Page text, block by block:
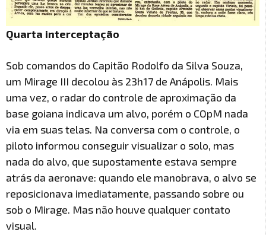
Quarta interceptação
Sob comandos do Capitão Rodolfo da Silva Souza,
um Mirage III decolou às 23h17 de Anápolis. Mais
uma vez, o radar do controle de aproximação da
base goiana indicava um alvo, porém o COpM nada
via em suas telas. Na conversa com o controle, o
piloto informou conseguir visualizar o solo, mas
nada do alvo, que supostamente estava sempre
atrás da aeronave: quando ele manobrava, o alvo se
reposicionava imediatamente, passando sobre ou
sob o Mirage. Mas não houve qualquer contato
visual.